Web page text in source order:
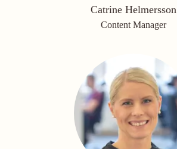
Catrine Helmersson
Content Manager